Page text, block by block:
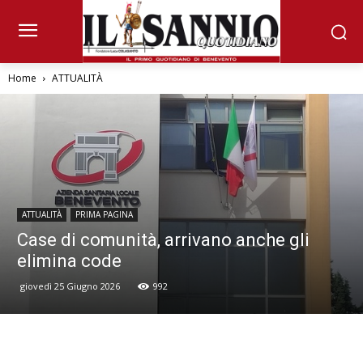
Home ATTUALITÀ
ATTUALITÀ PRIMA PAGINA
Case di comunità, arrivano anche gli
elimina code
giovedì 25 Giugno 2026 992